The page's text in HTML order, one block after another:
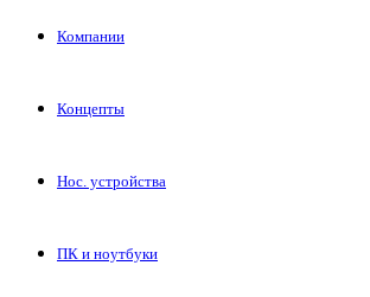
Компании
Концепты
Нос. устройства
ПК и ноутбуки